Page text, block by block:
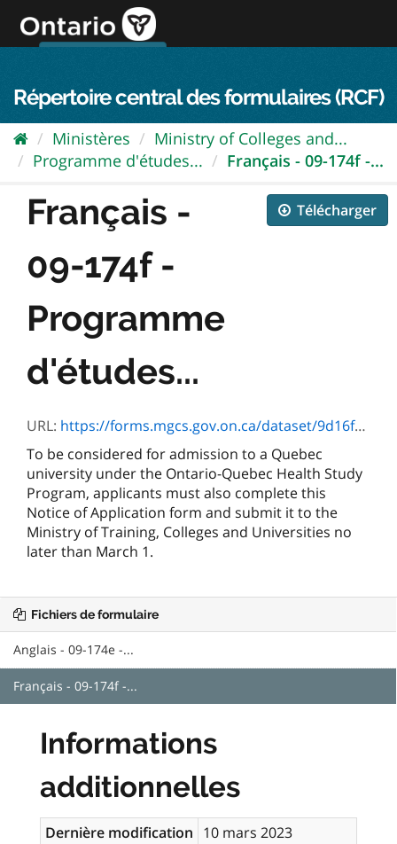
directement
au
Répertoire central des formulaires (RCF)
Ministères
Ministry of Colleges and...
Programme d'études...
Français - 09-174f -...
Télécharger
Français -
09-174f -
Programme
d'études...
URL: https://forms.mgcs.gov.on.ca/dataset/9d16f424-305b-4c82-a033-a2df7f862343/resource/2fcb0651-666a-4c59-b1d6-64c4c4cdd04a/download/09-174f.pdf
To be considered for admission to a Quebec
university under the Ontario-Quebec Health Study
Program, applicants must also complete this
Notice of Application form and submit it to the
Ministry of Training, Colleges and Universities no
later than March 1.
Fichiers de formulaire
Anglais - 09-174e -...
Français - 09-174f -...
Informations
additionnelles
Dernière modification 10 mars 2023